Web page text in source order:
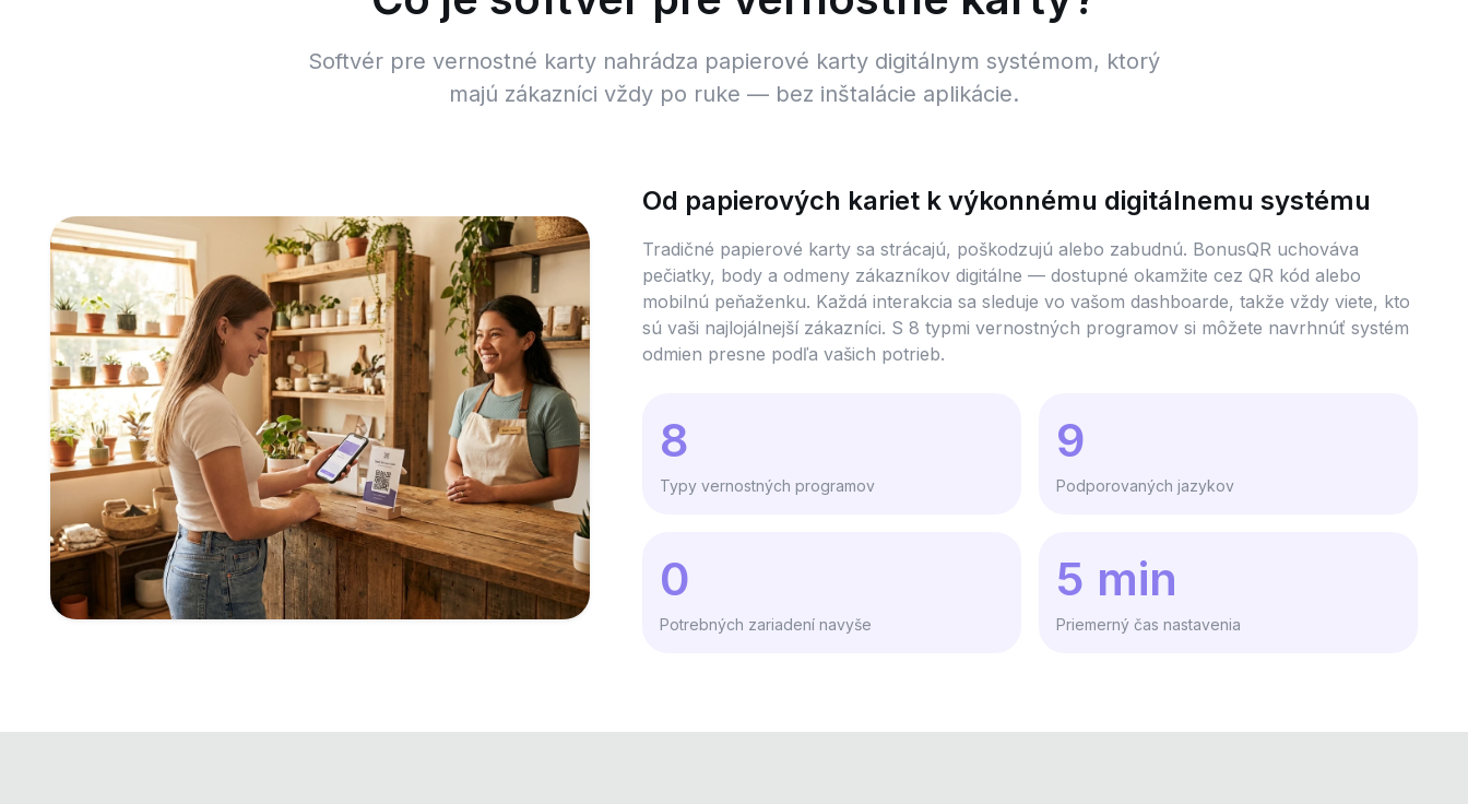
Softvér pre vernostné karty nahrádza papierové karty digitálnym systémom, ktorý
majú zákazníci vždy po ruke — bez inštalácie aplikácie.
Od papierových kariet k výkonnému digitálnemu systému
Tradičné papierové karty sa strácajú, poškodzujú alebo zabudnú. BonusQR uchováva
pečiatky, body a odmeny zákazníkov digitálne — dostupné okamžite cez QR kód alebo
mobilnú peňaženku. Každá interakcia sa sleduje vo vašom dashboarde, takže vždy viete, kto
sú vaši najlojálnejší zákazníci. S 8 typmi vernostných programov si môžete navrhnúť systém
odmien presne podľa vašich potrieb.
8
Typy vernostných programov
9
Podporovaných jazykov
0
Potrebných zariadení navyše
5 min
Priemerný čas nastavenia